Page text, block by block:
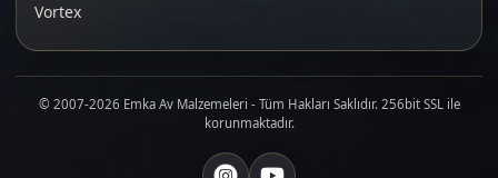
Vortex
© 2007-2026 Emka Av Malzemeleri - Tüm Hakları Saklıdır. 256bit SSL ile
korunmaktadır.